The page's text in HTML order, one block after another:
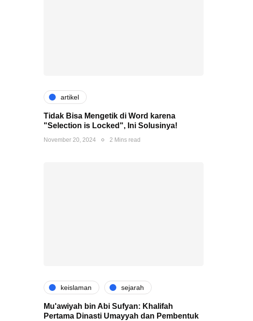
artikel
Tidak Bisa Mengetik di Word karena
"Selection is Locked", Ini Solusinya!
November 20, 2024 2 Mins read
keislaman sejarah
Mu'awiyah bin Abi Sufyan: Khalifah
Pertama Dinasti Umayyah dan Pembentuk